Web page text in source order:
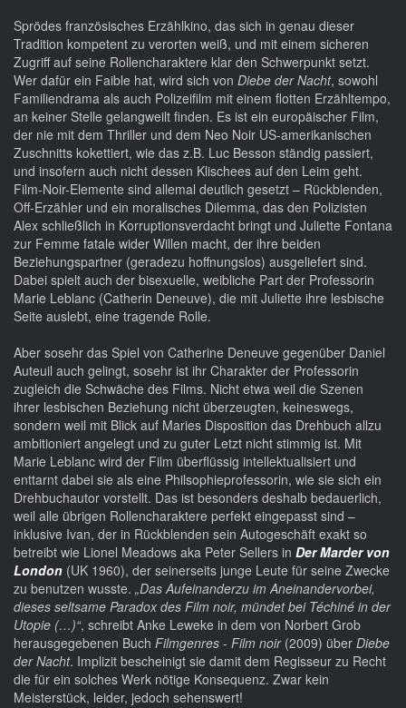
Sprödes französisches Erzählkino, das sich in genau dieser
Tradition kompetent zu verorten weiß, und mit einem sicheren
Zugriff auf seine Rollencharaktere klar den Schwerpunkt setzt.
Wer dafür ein Faible hat, wird sich von Diebe der Nacht, sowohl
Familiendrama als auch Polizeifilm mit einem flotten Erzähltempo,
an keiner Stelle gelangweilt finden. Es ist ein europäischer Film,
der nie mit dem Thriller und dem Neo Noir US-amerikanischen
Zuschnitts kokettiert, wie das z.B. Luc Besson ständig passiert,
und insofern auch nicht dessen Klischees auf den Leim geht.
Film-Noir-Elemente sind allemal deutlich gesetzt – Rückblenden,
Off-Erzähler und ein moralisches Dilemma, das den Polizisten
Alex schließlich in Korruptionsverdacht bringt und Juliette Fontana
zur Femme fatale wider Willen macht, der ihre beiden
Beziehungspartner (geradezu hoffnungslos) ausgeliefert sind.
Dabei spielt auch der bisexuelle, weibliche Part der Professorin
Marie Leblanc (Catherin Deneuve), die mit Juliette ihre lesbische
Seite auslebt, eine tragende Rolle.
Aber sosehr das Spiel von Catherine Deneuve gegenüber Daniel
Auteuil auch gelingt, sosehr ist ihr Charakter der Professorin
zugleich die Schwäche des Films. Nicht etwa weil die Szenen
ihrer lesbischen Beziehung nicht überzeugten, keineswegs,
sondern weil mit Blick auf Maries Disposition das Drehbuch allzu
ambitioniert angelegt und zu guter Letzt nicht stimmig ist. Mit
Marie Leblanc wird der Film überflüssig intellektualisiert und
enttarnt dabei sie als eine Philsophieprofessorin, wie sie sich ein
Drehbuchautor vorstellt. Das ist besonders deshalb bedauerlich,
weil alle übrigen Rollencharaktere perfekt eingepasst sind –
inklusive Ivan, der in Rückblenden sein Autogeschäft exakt so
betreibt wie Lionel Meadows aka Peter Sellers in Der Marder von
London (UK 1960), der seinerseits junge Leute für seine Zwecke
zu benutzen wusste. „Das Aufeinanderzu im Aneinandervorbei,
dieses seltsame Paradox des Film noir, mündet bei Téchiné in der
Utopie (…)“, schreibt Anke Leweke in dem von Norbert Grob
herausgegebenen Buch Filmgenres - Film noir(2009) über Diebe
der Nacht. Implizit bescheinigt sie damit dem Regisseur zu Recht
die für ein solches Werk nötige Konsequenz. Zwar kein
Meisterstück, leider, jedoch sehenswert!